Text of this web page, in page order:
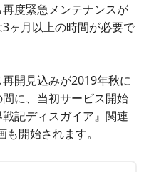
度緊急メンテナンスが
ヶ月以上の時間が必要で
開見込みが2019年秋に
に、当初サービス開始
記ディスガイア』関連
開始されます。